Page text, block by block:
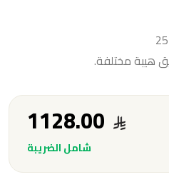
هيبة مختلفة.
شامل الضريبة